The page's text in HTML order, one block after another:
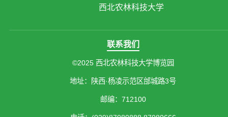
西北农林科技大学
联系我们
©2025 西北农林科技大学博览园
地址：陕西·杨凌示范区邰城路3号
邮编：712100